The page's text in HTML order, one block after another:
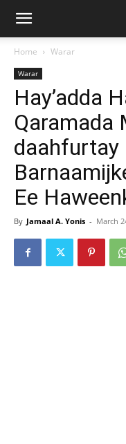
Home Warar
Warar
Hay’adda
Qaramada
daahfurtay
Ee
By Jamaal A. Yonis - March